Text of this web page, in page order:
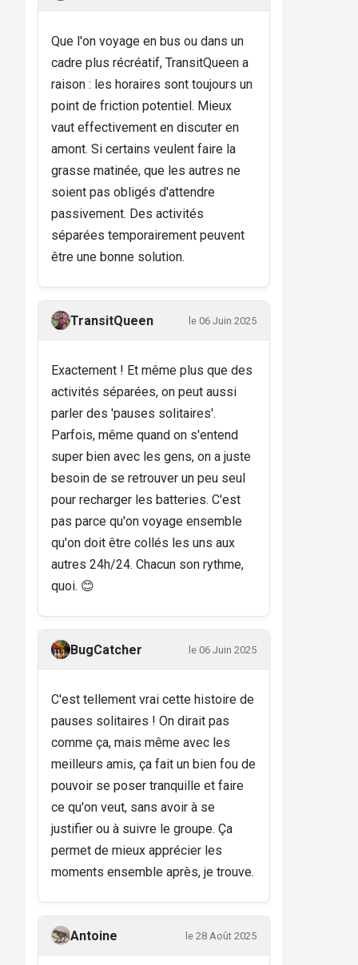
Que l'on voyage en bus ou dans un
cadre plus récréatif, TransitQueen a
raison : les horaires sont toujours un
point de friction potentiel. Mieux
vaut effectivement en discuter en
amont. Si certains veulent faire la
grasse matinée, que les autres ne
soient pas obligés d'attendre
passivement. Des activités
séparées temporairement peuvent
être une bonne solution.
TransitQueen le 06 Juin 2025
Exactement ! Et même plus que des
activités séparées, on peut aussi
parler des 'pauses solitaires'.
Parfois, même quand on s'entend
super bien avec les gens, on a juste
besoin de se retrouver un peu seul
pour recharger les batteries. C'est
pas parce qu'on voyage ensemble
qu'on doit être collés les uns aux
autres 24h/24. Chacun son rythme,
quoi. 😊
BugCatcher le 06 Juin 2025
C'est tellement vrai cette histoire de
pauses solitaires ! On dirait pas
comme ça, mais même avec les
meilleurs amis, ça fait un bien fou de
pouvoir se poser tranquille et faire
ce qu'on veut, sans avoir à se
justifier ou à suivre le groupe. Ça
permet de mieux apprécier les
moments ensemble après, je trouve.
Antoine le 28 Août 2025